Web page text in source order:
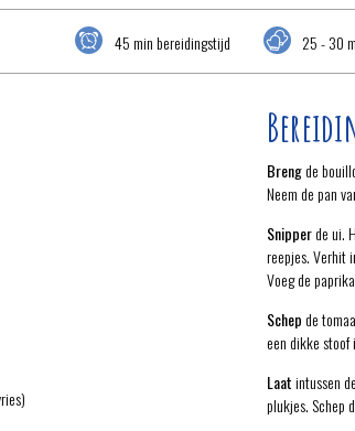
45 min bereidingstijd 25 - 30
Brengde
Neem de pan
Snipperde ui.
reepjes. Verhit
Voeg de
Schepde
een dikke stoof
Laatintussen
plukjes. Schep